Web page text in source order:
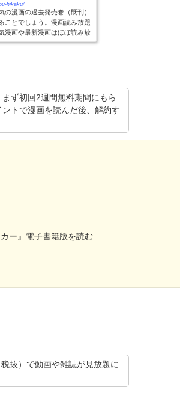
hikaku/
の漫画の過去発売巻（既刊）
ことでしょう。漫画読み放題
漫画や最新漫画はほぼ読み放
...
ず初回2週間無料期間にもら
トで漫画を読んだ後、解約す
ー』電子書籍版を読む
抜）で動画や雑誌が見放題に